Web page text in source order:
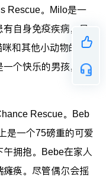
Rescue。Milo是一
自身免疫疾病，导
和其他小动物的朋
一个快乐的男孩，穿
Rescue。Beb
是一个75磅重的可爱
拥抱。Bebe在家人
瘫痪。尽管偶尔会摇